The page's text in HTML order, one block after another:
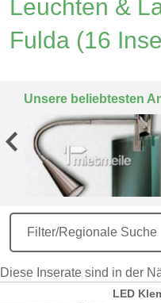
Leuchten &
Fulda (16
Unsere beliebtesten
Filter/Regionale Suche
Diese Inserate sind in der